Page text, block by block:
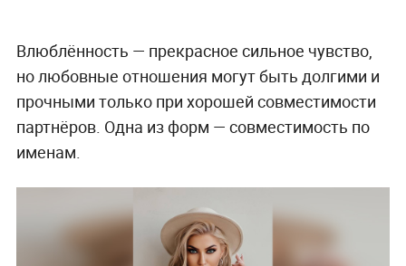
Влюблённость — прекрасное сильное чувство,
но любовные отношения могут быть долгими и
прочными только при хорошей совместимости
партнёров. Одна из форм — совместимость по
именам.